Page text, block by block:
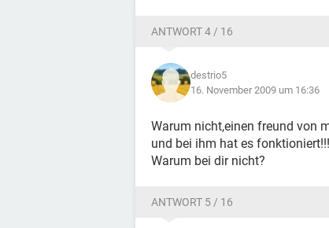
ANTWORT 4 / 16
destrio5
16. November 2009 um 16:36
Warum nicht,einen freund von
und bei ihm hat es fonktioniert!!!
Warum bei dir nicht?
ANTWORT 5 / 16